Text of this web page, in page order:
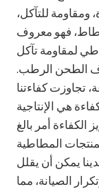
ومقاومة للتآكل،
فهو معروف
لمقاومة تآكل
الطحن الرطب.
تجاوزت كفاءتنا
هي الإنتاجية
الكفاءة أمر بالغ
المطاطية
يمكن أن يقلل
الصيانة، مما